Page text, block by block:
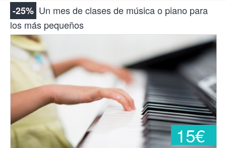
94 652 38 15 (L-V 10:30-15:00)
¿Necesitas ayuda? Escríbenos
Bilbao Burgos Donostia
Gijón Huesca
Madrid
Pamplona Santander Tarragona
Valencia Vitoria Zaragoza
-25% Un mes de clases de música o piano para
los más pequeños
15€